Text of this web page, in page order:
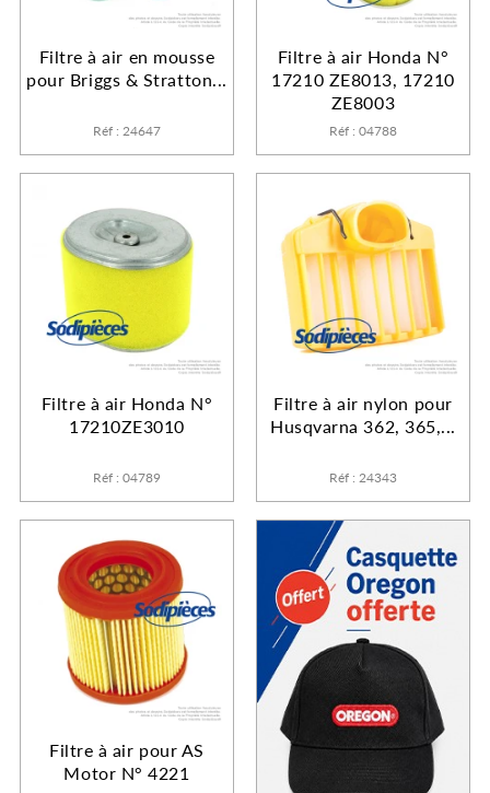
Filtre à air en mousse
pour Briggs & Stratton...
Réf : 24647
Filtre à air Honda N°
17210 ZE8013, 17210
ZE8003
Réf : 04788
Filtre à air Honda N°
17210ZE3010
Réf : 04789
Filtre à air nylon pour
Husqvarna 362, 365,...
Réf : 24343
Filtre à air pour AS
Motor N° 4221